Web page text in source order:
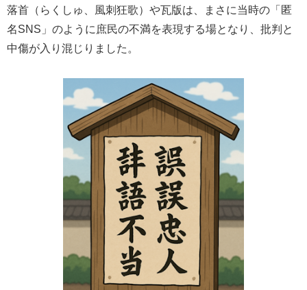
落首（らくしゅ、風刺狂歌）や瓦版は、まさに当時の「匿
名SNS」のように庶民の不満を表現する場となり、批判と
中傷が入り混じりました。